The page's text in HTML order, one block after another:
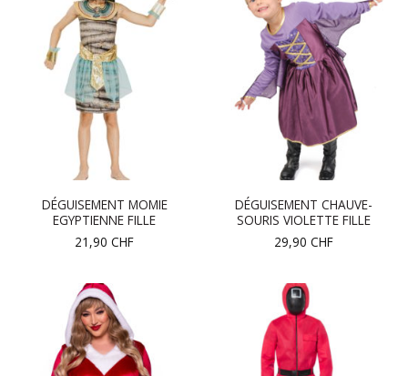
DÉGUISEMENT MOMIE
EGYPTIENNE FILLE
21,90 CHF
DÉGUISEMENT CHAUVE-
SOURIS VIOLETTE FILLE
29,90 CHF